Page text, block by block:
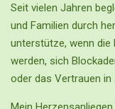
Seit vielen Jahren
und Familien durch
unterstütze, wenn
werden, sich
oder das Vertrauen